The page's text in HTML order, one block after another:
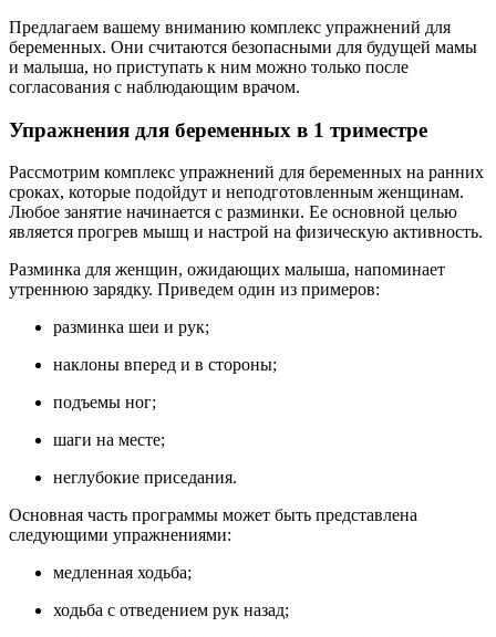
Предлагаем вашему вниманию комплекс упражнений для
беременных. Они считаются безопасными для будущей мамы
и малыша, но приступать к ним можно только после
согласования с наблюдающим врачом.
Упражнения для беременных в 1 триместре
Рассмотрим комплекс упражнений для беременных на ранних
сроках, которые подойдут и неподготовленным женщинам.
Любое занятие начинается с разминки. Ее основной целью
является прогрев мышц и настрой на физическую активность.
Разминка для женщин, ожидающих малыша, напоминает
утреннюю зарядку. Приведем один из примеров:
разминка шеи и рук;
наклоны вперед и в стороны;
подъемы ног;
шаги на месте;
неглубокие приседания.
Основная часть программы может быть представлена
следующими упражнениями:
медленная ходьба;
ходьба с отведением рук назад;